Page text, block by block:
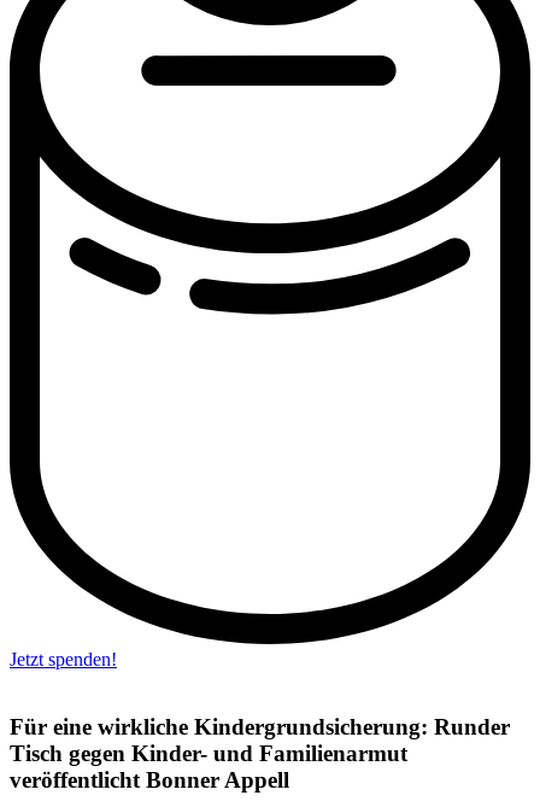
Jetzt spenden!
Für eine wirkliche Kindergrundsicherung: Runder
Tisch gegen Kinder- und Familienarmut
veröffentlicht Bonner Appell